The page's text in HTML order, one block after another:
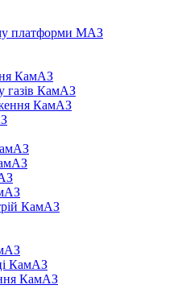
платформи МАЗ
КамАЗ
газів КамАЗ
КамАЗ
КамАЗ
КамАЗ
КамАЗ